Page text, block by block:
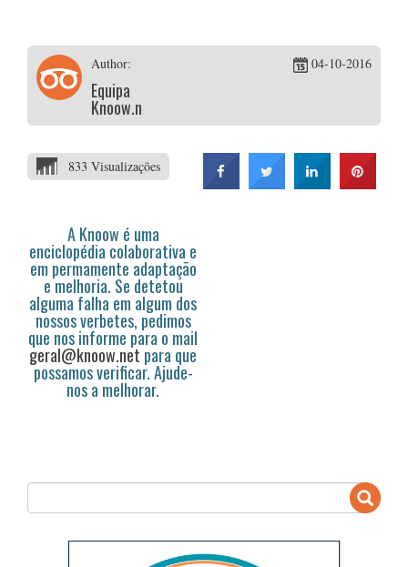
Author:
Equipa
Knoow.net
04-10-2016
833 Visualizações
A Knoow é uma
enciclopédia colaborativa e
em permamente adaptação
e melhoria. Se detetou
alguma falha em algum dos
nossos verbetes, pedimos
que nos informe para o mail
geral@knoow.net para que
possamos verificar. Ajude-
nos a melhorar.